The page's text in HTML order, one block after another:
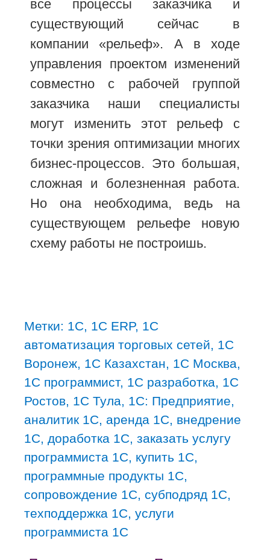
все процессы заказчика и
существующий сейчас в
компании «рельеф». А в ходе
управления проектом изменений
совместно с рабочей группой
заказчика наши специалисты
могут изменить этот рельеф с
точки зрения оптимизации многих
бизнес-процессов. Это большая,
сложная и болезненная работа.
Но она необходима, ведь на
существующем рельефе новую
схему работы не построишь.
Метки: 1С, 1С ERP, 1С
автоматизация торговых сетей, 1С
Воронеж, 1С Казахстан, 1С Москва,
1С программист, 1С разработка, 1С
Ростов, 1С Тула, 1С: Предприятие,
аналитик 1С, аренда 1С, внедрение
1С, доработка 1С, заказать услугу
программиста 1С, купить 1С,
программные продукты 1С,
сопровождение 1С, субподряд 1С,
техподдержка 1С, услуги
программиста 1С